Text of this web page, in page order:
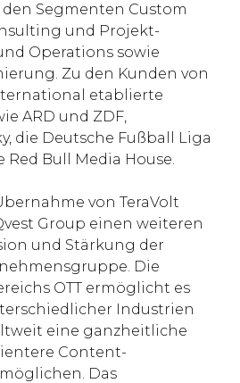
Segmenten Custom
und Projekt-
Operations sowie
Zu den Kunden von
etablierte
ARD und ZDF,
die Deutsche Fußball Liga
Red Bull Media House.
von TeraVolt
Group einen weiteren
und Stärkung der
Die
OTT ermöglicht es
Industrien
eine ganzheitliche
Content-
Das